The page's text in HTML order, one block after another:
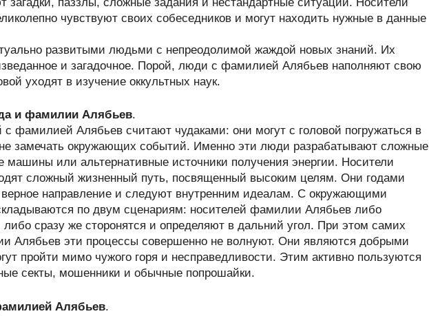
чувствуют своих собеседников и могут находить нужные в данные
развитыми людьми с непреодолимой жаждой новых знаний. Их
и загадочное. Порой, люди с фамилией Алябьев наполняют свою
уходят в изучение оккультных наук.
и фамилии Алябьев.
фамилией Алябьев считают чудаками: они могут с головой погружаться в
замечать окружающих событий. Именно эти люди разрабатывают сложные
машины или альтернативные источники получения энергии. Носители
сложный жизненный путь, посвященный высоким целям. Они годами
направление и следуют внутренним идеалам. С окружающими
по двум сценариям: носителей фамилии Алябьев либо
сразу же сторонятся и определяют в дальний угол. При этом самих
Алябьев эти процессы совершенно не волнуют. Они являются добрыми
пройти мимо чужого горя и несправедливости. Этим активно пользуются
секты, мошенники и обычные попрошайки.
Алябьев.